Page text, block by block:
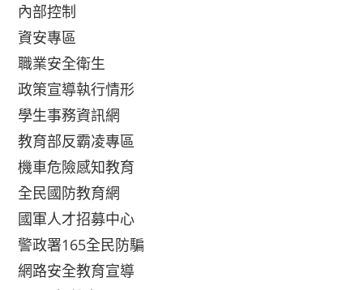
內部控制
資安專區
職業安全衛生
政策宣導執行情形
學生事務資訊網
教育部反霸凌專區
機車危險感知教育
全民國防教育網
國軍人才招募中心
警政署165全民防騙
網路安全教育宣導